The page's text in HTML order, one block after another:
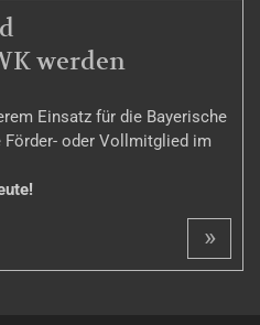
werden
Einsatz für die Bayerische
Förder- oder Vollmitglied im
»